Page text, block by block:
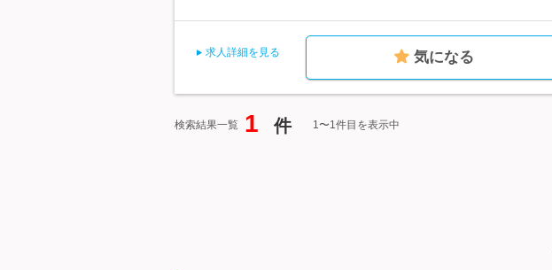
求人詳細を見る 気になる
検索結果一覧 1 件 1〜1件目を表示中